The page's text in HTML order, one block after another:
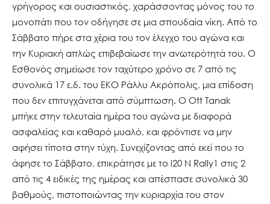
γρήγορος και ουσιαστικός, χαράσσοντας μόνος του το
μονοπάτι που τον οδήγησε σε μια σπουδαία νίκη. Από το
Σάββατο πήρε στα χέρια του τον έλεγχο του αγώνα και
την Κυριακή απλώς επιβεβαίωσε την ανωτερότητά του. Ο
Εσθονός σημείωσε τον ταχύτερο χρόνο σε 7 από τις
συνολικά 17 ε.δ. του ΕΚΟ Ράλλυ Ακρόπολις, μια επίδοση
που δεν επιτυγχάνεται από σύμπτωση. Ο Ott Tanak
μπήκε στην τελευταία ημέρα του αγώνα με διαφορά
ασφαλείας και καθαρό μυαλό, και φρόντισε να μην
αφήσει τίποτα στην τύχη. Συνεχίζοντας από εκεί που το
άφησε το Σάββατο, επικράτησε με το i20 N Rally1 στις 2
από τις 4 ειδικές της ημέρας και απέσπασε συνολικά 30
βαθμούς, πιστοποιώντας την κυριαρχία του στον